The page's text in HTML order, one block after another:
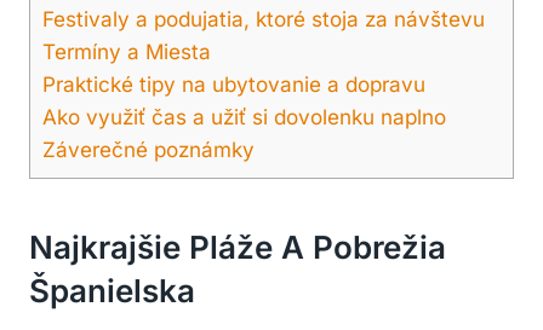
Festivaly a podujatia, ktoré stoja za návštevu
Termíny a Miesta
Praktické tipy na ubytovanie a dopravu
Ako využiť čas a užiť si dovolenku naplno
Záverečné poznámky
Najkrajšie Pláže A Pobrežia
Španielska